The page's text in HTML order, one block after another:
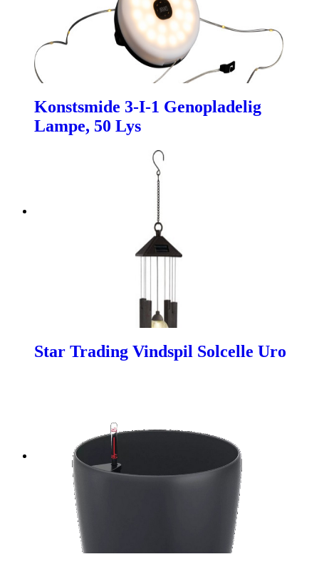
Konstsmide 3-I-1 Genopladelig
Lampe, 50 Lys
Star Trading Vindspil Solcelle Uro